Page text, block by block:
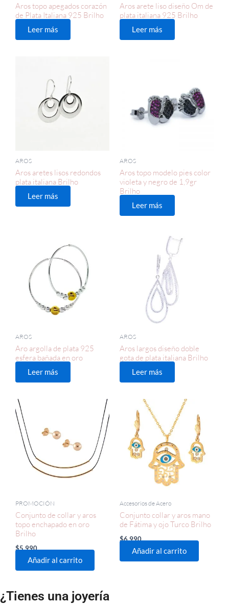
Aros topo apegados corazón
de Plata Italiana 925 Brilho
Leer más
Aros arete liso diseño Om de
plata italiana 925 Brilho
Leer más
AROS
Aros aretes lisos redondos
plata italiana Brilho
Leer más
AROS
Aros topo modelo pies color
violeta y negro de 1,9gr
Brilho
Leer más
AROS
Aro argolla de plata 925
esfera bañada en oro
Leer más
AROS
Aros largos diseño doble
gota de plata italiana Brilho
Leer más
PROMOCIÓN
Conjunto de collar y aros
topo enchapado en oro
Brilho
$5.990
Añadir al carrito
Accesorios de Acero
Conjunto collar y aros mano
de Fátima y ojo Turco Brilho
$6.990
Añadir al carrito
¿Tienes una joyería